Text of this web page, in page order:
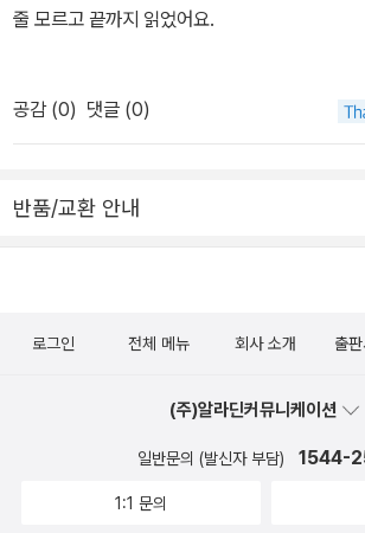
줄 모르고 끝까지 읽었어요.
공감 (0) 댓글 (0)
반품/교환 안내
로그인 전체 메뉴 회사 소개 출
(주)알라딘커뮤니케이션
일반문의 (발신자 부담) 1544-
1:1 문의